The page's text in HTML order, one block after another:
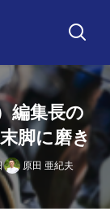
編集長の
脚に磨き
原田 亜紀夫